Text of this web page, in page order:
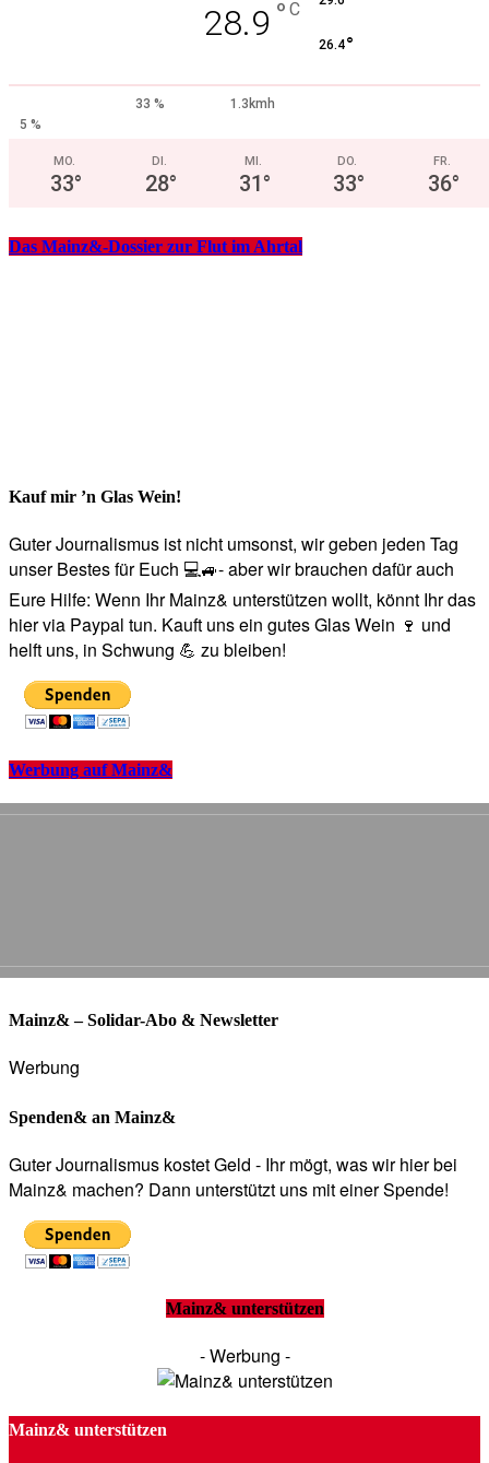
28.9 ° C
26.4°
33 %
1.3kmh
5 %
MO.
33°
DI.
28°
MI.
31°
DO.
33°
FR.
36°
Das Mainz&-Dossier zur Flut im Ahrtal
Kauf mir ’n Glas Wein!
Guter Journalismus ist nicht umsonst, wir geben jeden Tag
unser Bestes für Euch 💻🚙- aber wir brauchen dafür auch
Eure Hilfe: Wenn Ihr Mainz& unterstützen wollt, könnt Ihr das
hier via Paypal tun. Kauft uns ein gutes Glas Wein 🍷 und
helft uns, in Schwung 💪 zu bleiben!
Werbung auf Mainz&
Mainz& – Solidar-Abo & Newsletter
Werbung
Spenden& an Mainz&
Guter Journalismus kostet Geld - Ihr mögt, was wir hier bei
Mainz& machen? Dann unterstützt uns mit einer Spende!
Mainz& unterstützen
- Werbung -
Mainz& unterstützen